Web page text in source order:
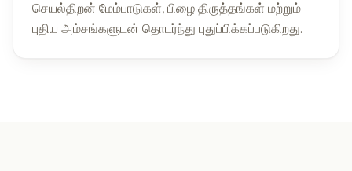
செயல்திறன் மேம்பாடுகள், பிழை திருத்தங்கள் மற்றும்
புதிய அம்சங்களுடன் தொடர்ந்து புதுப்பிக்கப்படுகிறது.